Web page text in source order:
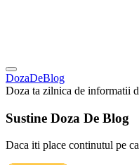
DozaDeBlog
Doza ta zilnica de informatii
Sustine Doza De Blog
Daca iti place continutul pe